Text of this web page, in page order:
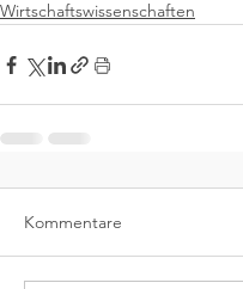
Wirtschaftswissenschaften
Kommentare